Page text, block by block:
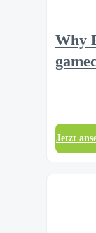
Why
Jetzt